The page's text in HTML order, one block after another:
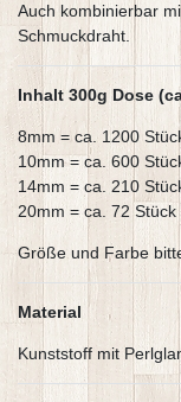
Auch kombinierbar
Schmuckdraht.
Inhalt 300g Dose
8mm = ca. 1200
10mm = ca. 600
14mm = ca. 210
20mm = ca. 72 Stück
Größe und Farbe
Material
Kunststoff mit